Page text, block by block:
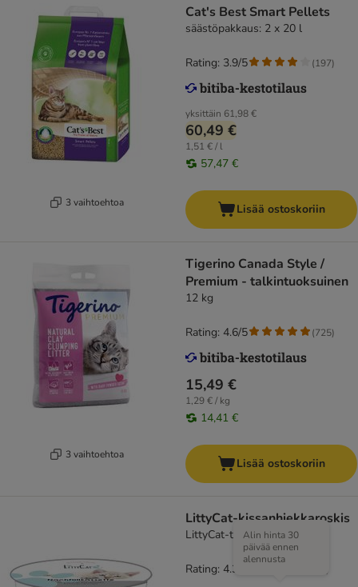
3 vaihtoehtoa
Cat's Best Smart Pellets
säästöpakkaus: 2 x 20 l
yksittäin 61,98 €
60,49 €
1,51 € / l
57,47 €
Rating: 3.9/5 (197)
Lisää ostoskoriin
3 vaihtoehtoa
Tigerino Canada Style /
Premium - talkintuoksuinen
12 kg
15,49 €
1,29 € / kg
14,41 €
Rating: 4.6/5 (725)
Lisää ostoskoriin
LittyCat-kissanhiekkaroskis
LittyCat-täyttöpakkaus
Alin hinta 30
päivää ennen
alennusta
Rating: 4.3/5